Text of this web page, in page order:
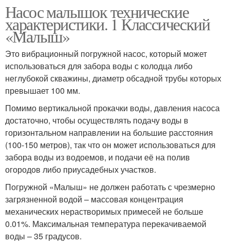
Насос малышок технические
характеристики. 1 Классический
«Малыш»
Это вибрационный погружной насос, который может
использоваться для забора воды с колодца либо
неглубокой скважины, диаметр обсадной трубы которых
превышает 100 мм.
Помимо вертикальной прокачки воды, давления насоса
достаточно, чтобы осуществлять подачу воды в
горизонтальном направлении на большие расстояния
(100-150 метров), так что он может использоваться для
забора воды из водоемов, и подачи её на полив
огородов либо приусадебных участков.
Погружной «Малыш» не должен работать с чрезмерно
загрязненной водой – массовая концентрация
механических нерастворимых примесей не больше
0.01%. Максимальная температура перекачиваемой
воды – 35 градусов.